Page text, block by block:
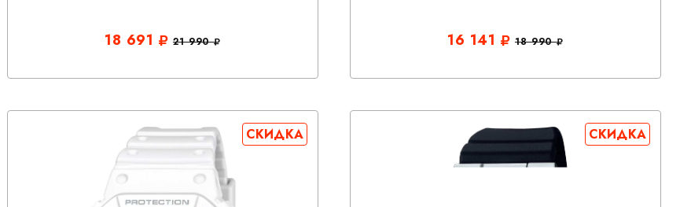
18 691 21 990 16 141 18 990
СКИДКА СКИДКА